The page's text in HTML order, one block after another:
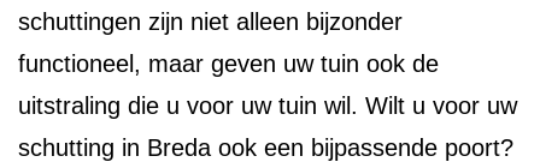
schuttingen zijn niet alleen bijzonder
functioneel, maar geven uw tuin ook de
uitstraling die u voor uw tuin wil. Wilt u voor uw
schutting in Breda ook een bijpassende poort?